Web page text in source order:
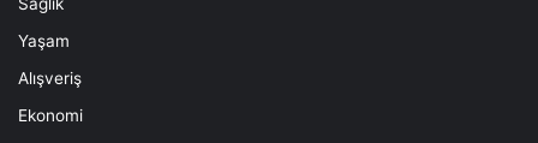
Yaşam
Alışveriş
Ekonomi